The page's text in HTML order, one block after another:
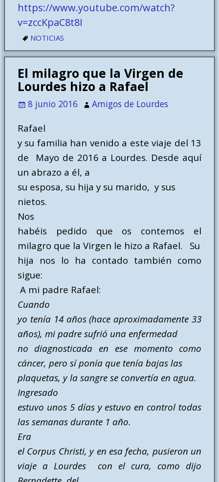
https://www.youtube.com/watch?
v=zccKpaC8t8I
NOTICIAS
El milagro que la Virgen de
Lourdes hizo a Rafael
8 junio 2016 Amigos de Lourdes
Rafael
y su familia han venido a este viaje del 13
de
Mayo de 2016 a Lourdes. Desde aquí
un abrazo a él, a
su esposa, su hija y su marido, y sus
nietos.
Nos
habéis pedido que os contemos el
milagro que la Virgen le hizo a Rafael. Su
hija nos lo ha contado también como
sigue:
A mi padre Rafael:
Cuando
yo tenía 14 años (hace aproximadamente 33
años), mi padre sufrió una enfermedad
no diagnosticada en ese momento como
cáncer, pero sí ponía que tenía bajas las
plaquetas, y la sangre se convertía en agua.
Ingresado
estuvo unos 5 días y estuvo en control todas
las semanas durante 1 año.
Era
el Corpus Christi, y en esa fecha, pusieron un
viaje a Lourdes con el cura, como dijo